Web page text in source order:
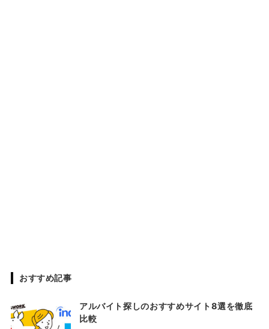
おすすめ記事
アルバイト探しのおすすめサイト8選を徹底
比較